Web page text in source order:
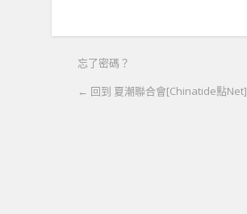
忘了密碼？
← 回到 夏潮聯合會[Chinatide點Net]